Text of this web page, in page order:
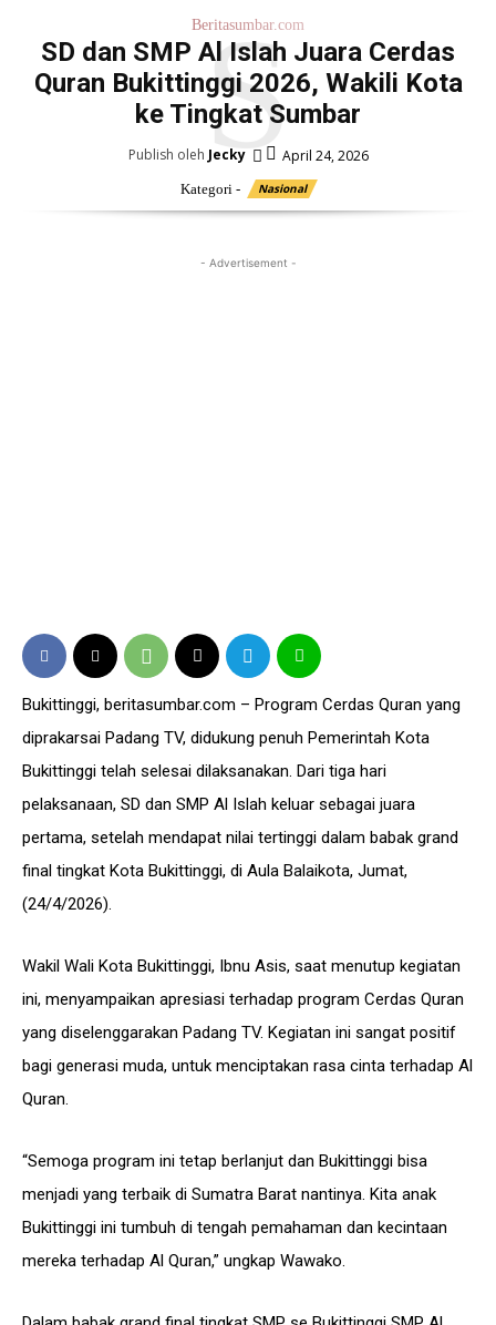
Beritasumbar.com
SD dan SMP Al Islah Juara Cerdas
Quran Bukittinggi 2026, Wakili Kota
ke Tingkat Sumbar
S
Publish oleh Jecky April 24, 2026
Kategori - Nasional
- Advertisement -
Bukittinggi, beritasumbar.com – Program Cerdas Quran yang
diprakarsai Padang TV, didukung penuh Pemerintah Kota
Bukittinggi telah selesai dilaksanakan. Dari tiga hari
pelaksanaan, SD dan SMP Al Islah keluar sebagai juara
pertama, setelah mendapat nilai tertinggi dalam babak grand
final tingkat Kota Bukittinggi, di Aula Balaikota, Jumat,
(24/4/2026).
Wakil Wali Kota Bukittinggi, Ibnu Asis, saat menutup kegiatan
ini, menyampaikan apresiasi terhadap program Cerdas Quran
yang diselenggarakan Padang TV. Kegiatan ini sangat positif
bagi generasi muda, untuk menciptakan rasa cinta terhadap Al
Quran.
“Semoga program ini tetap berlanjut dan Bukittinggi bisa
menjadi yang terbaik di Sumatra Barat nantinya. Kita anak
Bukittinggi ini tumbuh di tengah pemahaman dan kecintaan
mereka terhadap Al Quran,” ungkap Wawako.